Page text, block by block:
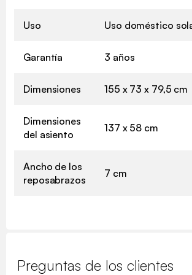
Uso Uso doméstico
Garantía 3 años
Dimensiones 155 x 73 x 79,5 cm
Dimensiones
del asiento
137 x 58 cm
Ancho de los
reposabrazos
7 cm
Preguntas de los clientes